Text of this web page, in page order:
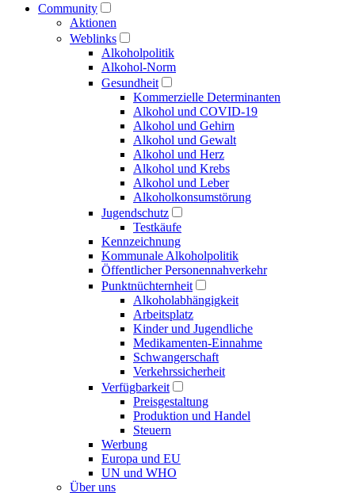
Community
Aktionen
Weblinks
Alkoholpolitik
Alkohol-Norm
Gesundheit
Kommerzielle Determinanten
Alkohol und COVID-19
Alkohol und Gehirn
Alkohol und Gewalt
Alkohol und Herz
Alkohol und Krebs
Alkohol und Leber
Alkoholkonsumstörung
Jugendschutz
Testkäufe
Kennzeichnung
Kommunale Alkoholpolitik
Öffentlicher Personennahverkehr
Punktnüchternheit
Alkoholabhängigkeit
Arbeitsplatz
Kinder und Jugendliche
Medikamenten-Einnahme
Schwangerschaft
Verkehrssicherheit
Verfügbarkeit
Preisgestaltung
Produktion und Handel
Steuern
Werbung
Europa und EU
UN und WHO
Über uns